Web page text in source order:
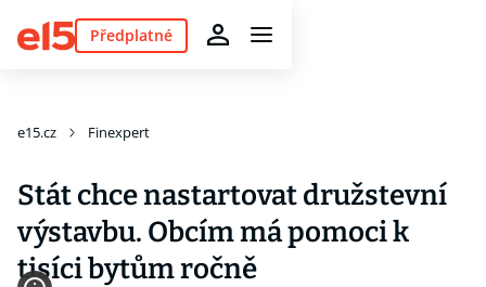
Předplatné
e15.cz Finexpert
Stát chce nastartovat družstevní
výstavbu. Obcím má pomoci k
tisíci bytům ročně